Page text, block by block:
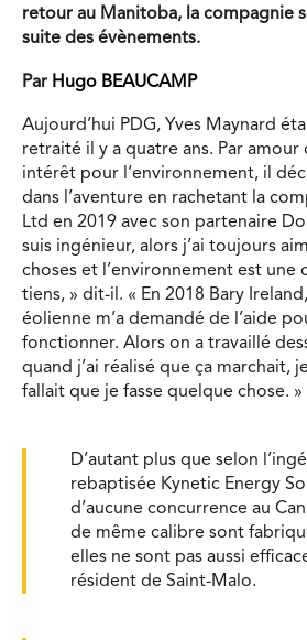
retour au Manitoba, la compagnie
suite des évènements.
Par Hugo BEAUCAMP
Aujourd’hui PDG, Yves Maynard
retraité il y a quatre ans. Par
intérêt pour l’environnement, il
dans l’aventure en rachetant la
Ltd en 2019 avec son partenaire
suis ingénieur, alors j’ai toujours
choses et l’environnement est une
tiens, » dit-il. « En 2018 Bary
éolienne m’a demandé de l’aide
fonctionner. Alors on a travaillé
quand j’ai réalisé que ça marchait,
fallait que je fasse quelque chose. »
D’autant plus que selon
rebaptisée Kynetic Energy
d’aucune concurrence au
de même calibre sont
elles ne sont pas aussi
résident de Saint-Malo.